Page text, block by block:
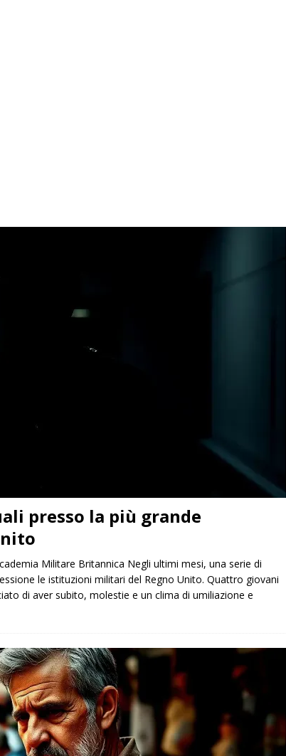
presso la più grande
Militare Britannica Negli ultimi mesi, una serie di
le istituzioni militari del Regno Unito. Quattro giovani
di aver subito, molestie e un clima di umiliazione e